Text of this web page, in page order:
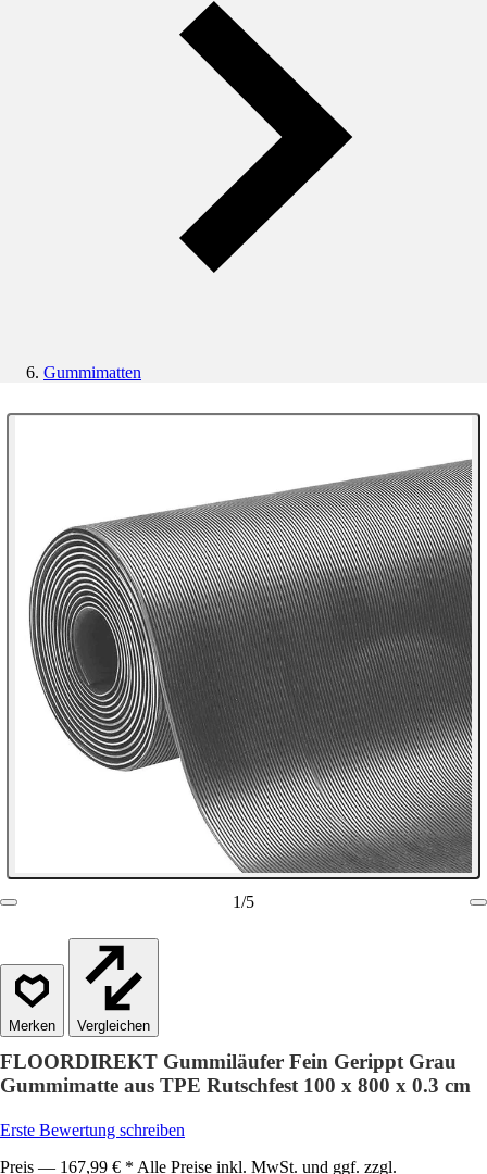
Gummimatten
1/5
Vergleichen
FLOORDIREKT Gummiläufer Fein Gerippt Grau
Gummimatte aus TPE Rutschfest 100 x 800 x 0.3 cm
Erste Bewertung schreiben
Preis — 167,99 € * Alle Preise inkl. MwSt. und ggf. zzgl.